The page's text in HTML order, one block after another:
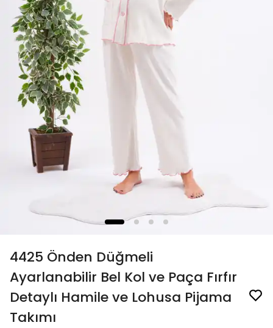
4425 Önden Düğmeli
Ayarlanabilir Bel Kol ve Paça Fırfır
Detaylı Hamile ve Lohusa Pijama
Takımı